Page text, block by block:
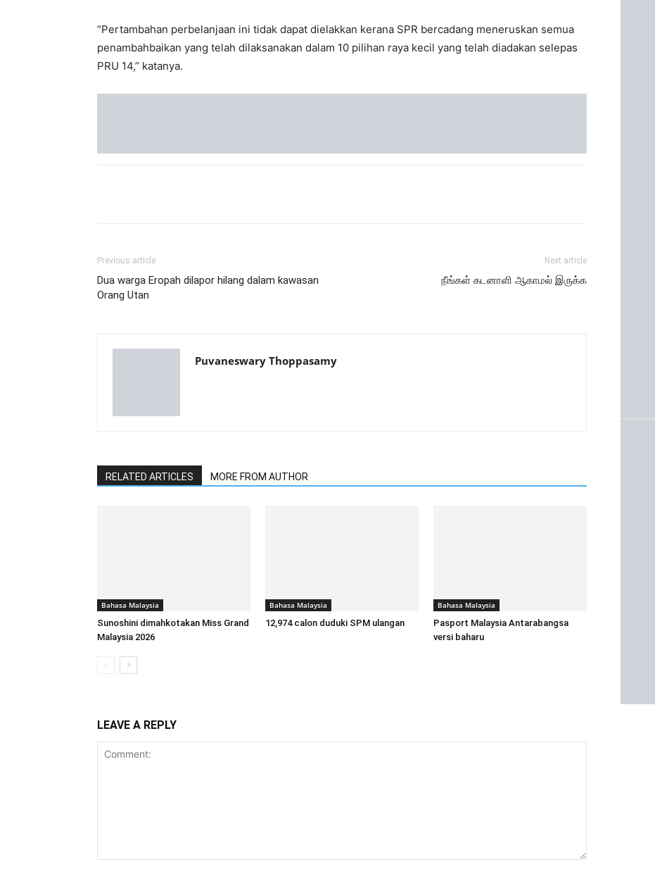
“Pertambahan perbelanjaan ini tidak dapat dielakkan kerana SPR bercadang meneruskan semua
penambahbaikan yang telah dilaksanakan dalam 10 pilihan raya kecil yang telah diadakan selepas
PRU 14,” katanya.
Previous article
Dua warga Eropah dilapor hilang dalam kawasan
Orang Utan
Next article
நீங்கள் கடனாளி ஆகாமல் இருக்க
Puvaneswary Thoppasamy
RELATED ARTICLES MORE FROM AUTHOR
Bahasa Malaysia
Sunoshini dimahkotakan Miss Grand
Malaysia 2026
Bahasa Malaysia
12,974 calon duduki SPM ulangan
Bahasa Malaysia
Pasport Malaysia Antarabangsa
versi baharu
LEAVE A REPLY